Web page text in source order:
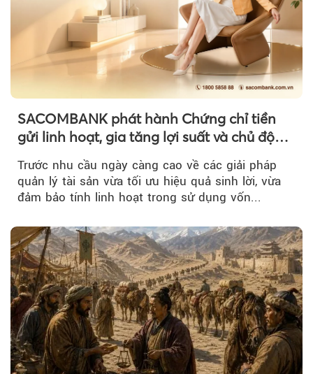
SACOMBANK phát hành Chứng chỉ tiền
gửi linh hoạt, gia tăng lợi suất và chủ động
Trước nhu cầu ngày càng cao về các giải pháp
quản lý tài sản vừa tối ưu hiệu quả sinh lời, vừa
đảm bảo tính linh hoạt trong sử dụng vốn...